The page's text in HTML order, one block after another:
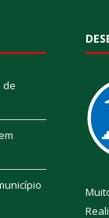
de